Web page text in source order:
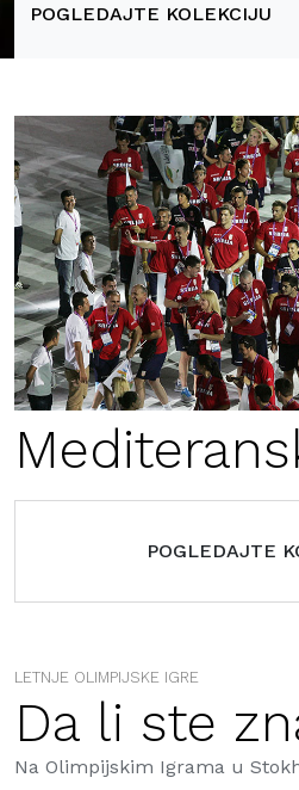
POGLEDAJTE KOLEKCIJU
POGLEDAJTE
LETNJE OLIMPIJSKE IGRE
Da li ste
Na Olimpijskim Igrama u